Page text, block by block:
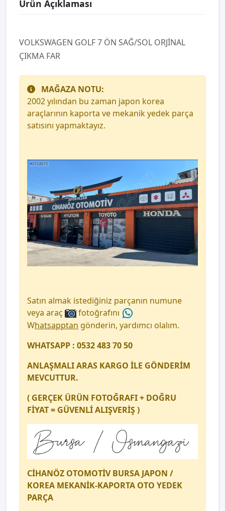
Ürün Açıklaması
VOLKSWAGEN GOLF 7 ÖN SAĞ/SOL ORJİNAL
ÇIKMA FAR
MAĞAZA NOTU:
2002 yılından bu zaman japon korea
araçlarının kaporta ve mekanik yedek parça
satısını yapmaktayız.
Satın almak istediğiniz parçanın numune
veya araç
fotoğrafını
Whatsapptan gönderin, yardımcı olalım.
WHATSAPP : 0532 483 70 50
ANLAŞMALI ARAS KARGO İLE GÖNDERİM
MEVCUTTUR.
( GERÇEK ÜRÜN FOTOĞRAFI + DOĞRU
FİYAT = GÜVENLİ ALIŞVERİŞ )
CİHANÖZ OTOMOTİV BURSA JAPON /
KOREA MEKANİK-KAPORTA OTO YEDEK
PARÇA